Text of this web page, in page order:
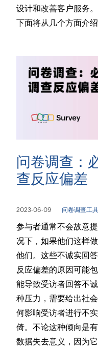
设计和改善客户服务
下面将从几个方面介绍
问卷调查：
查反应偏差
2023-06-09 问卷调查工
参与者通常不会故意
况下，如果他们这样
他们。这些不诚实回
反应偏差的原因可能
能导致受访者回答不
种压力，需要给出社
何影响受访者进行不
倚。不论这种倾向是
数据失去意义，因为